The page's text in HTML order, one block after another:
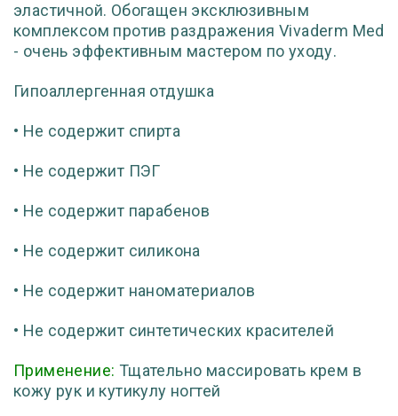
эластичной. Обогащен эксклюзивным
комплексом против раздражения Vivaderm Med
- очень эффективным мастером по уходу.
Гипоаллергенная отдушка
• Не содержит спирта
• Не содержит ПЭГ
• Не содержит парабенов
• Не содержит силикона
• Не содержит наноматериалов
• Не содержит синтетических красителей
Применение: Тщательно массировать крем в
кожу рук и кутикулу ногтей